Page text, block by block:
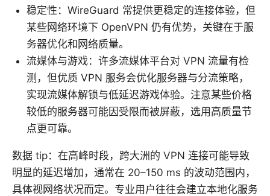
稳定性：WireGuard 常提供更稳定的连接体验，但
某些网络环境下 OpenVPN 仍有优势，关键在于服
务器优化和网络质量。
流媒体与游戏：许多流媒体平台对 VPN 流量有检
测，但优质 VPN 服务会优化服务器与分流策略，
实现流媒体解锁与低延迟游戏体验。注意某些价格
较低的服务器可能因受限而被屏蔽，选用高质量节
点更可靠。
数据 tip：在高峰时段，跨大洲的 VPN 连接可能导致
明显的延迟增加，通常在 20–150 ms 的波动范围内，
具体视网络状况而定。专业用户往往会建立本地化服务